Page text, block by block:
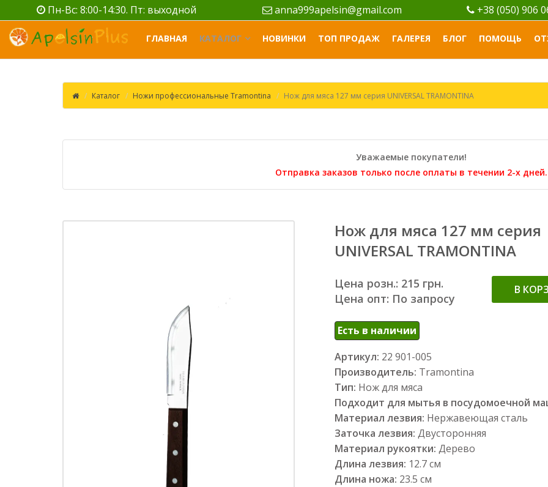
Пн-Вс: 8:00-14:30. Пт: выходной anna999apelsin@gmail.com +38 (050) 906
ГЛАВНАЯ КАТАЛОГ НОВИНКИ ТОП ПРОДАЖ ГАЛЕРЕЯ БЛОГ ПОМОЩЬ
Каталог Ножи профессиональные Tramontina Нож для мяса 127 мм серия UNIVERSAL TRAMONTINA
Уважаемые покупатели!
Отправка заказов только после оплаты в течении 2-х дней.
Нож для мяса 127 мм серия
UNIVERSAL TRAMONTINA
Цена розн.: 215 грн.
Цена опт: По запросу
В
Есть в наличии
Артикул: 22 901-005
Производитель: Tramontina
Тип: Нож для мяса
Подходит для мытья в посудомоечной
Материал лезвия: Нержавеющая сталь
Заточка лезвия: Двусторонняя
Материал рукоятки: Дерево
Длина лезвия: 12.7 см
Длина ножа: 23.5 см